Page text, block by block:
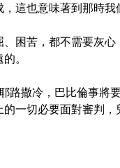
這也意味著到那時我
困苦，都不需要灰
。
路撒冷，巴比倫事將
一切必要面對審判